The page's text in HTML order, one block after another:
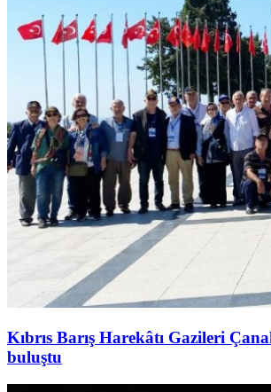
Kıbrıs Barış Harekâtı Gazileri
buluştu